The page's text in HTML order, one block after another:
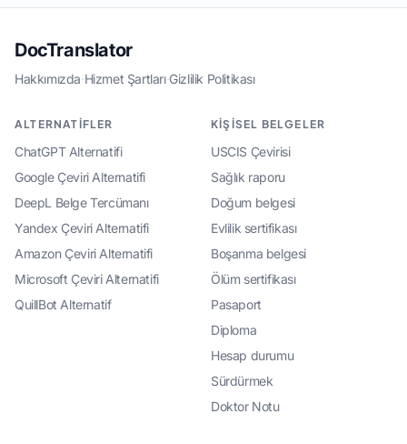
DocTranslator
Hakkımızda·Hizmet Şartları·Gizlilik Politikası
ALTERNATIFLER
ChatGPT Alternatifi
Google Çeviri Alternatifi
DeepL Belge Tercümanı
Yandex Çeviri Alternatifi
Amazon Çeviri Alternatifi
Microsoft Çeviri Alternatifi
QuillBot Alternatif
KIŞISEL BELGELER
USCIS Çevirisi
Sağlık raporu
Doğum belgesi
Evlilik sertifikası
Boşanma belgesi
Ölüm sertifikası
Pasaport
Diploma
Hesap durumu
Sürdürmek
Doktor Notu